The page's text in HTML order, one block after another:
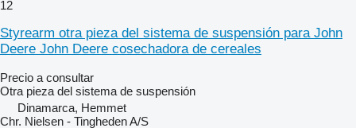
12
Styrearm otra pieza del sistema de suspensión para John
Deere John Deere cosechadora de cereales
Precio a consultar
Otra pieza del sistema de suspensión
Dinamarca, Hemmet
Chr. Nielsen - Tingheden A/S